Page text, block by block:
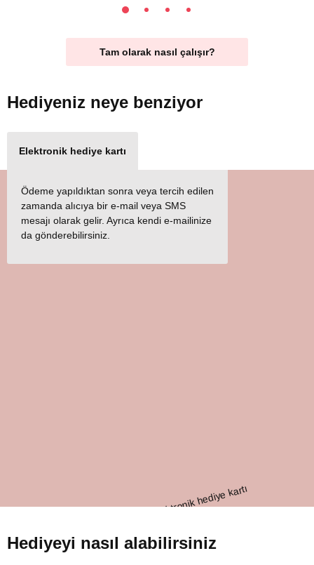
Tam olarak nasıl çalışır?
Hediyeniz neye benziyor
Elektronik hediye kartı
Ödeme yapıldıktan sonra veya tercih edilen
zamanda alıcıya bir e-mail veya SMS
mesajı olarak gelir. Ayrıca kendi e-mailinize
da gönderebilirsiniz.
Hediyeyi nasıl alabilirsiniz